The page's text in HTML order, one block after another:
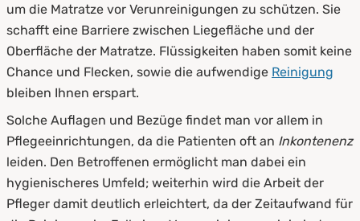
um die Matratze vor Verunreinigungen zu schützen. Sie
schafft eine Barriere zwischen Liegefläche und der
Oberfläche der Matratze. Flüssigkeiten haben somit keine
Chance und Flecken, sowie die aufwendige Reinigung
bleiben Ihnen erspart.
Solche Auflagen und Bezüge findet man vor allem in
Pflegeeinrichtungen, da die Patienten oft an Inkontenenz
leiden. Den Betroffenen ermöglicht man dabei ein
hygienischeres Umfeld; weiterhin wird die Arbeit der
Pfleger damit deutlich erleichtert, da der Zeitaufwand für